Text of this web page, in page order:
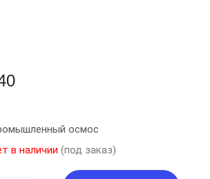
осмос
в наличии (под заказ)